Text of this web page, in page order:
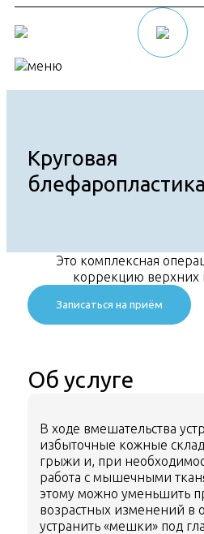
меню
Акции
Круговая
блефаропластика
Это комплексная
коррекцию верхних
Записаться на приём
Об услуге
В ходе вмешательства
избыточные кожные
грыжи и, при
работа с мышечными
этому можно уменьшить
возрастных изменений в
устранить «мешки» под